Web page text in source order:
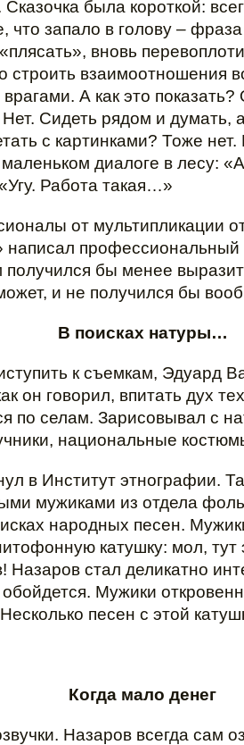
Сказочка была короткой:
что запало в голову –
вновь
строить взаимоотношения
А как это
Нет. Сидеть рядом и думать,
с картинками? Тоже
диалоге в лесу:
Работа такая…»
от мультипликации
написал профессиональный
бы менее
и не получился бы
В поисках натуры…
к съемкам, Эдуард
он говорил, впитать дух
по селам. Зарисовывал с
национальные
в Институт этнографии.
мужиками из отдела
народных песен.
катушку: мол, тут
Назаров стал деликатно
обойдется. Мужики
песен с этой
Когда мало денег
Назаров всегда сам